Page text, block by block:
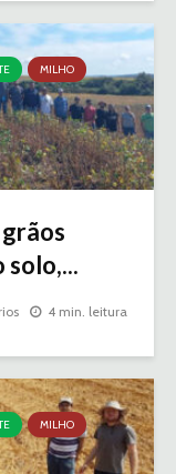
MILHO
solo,...
4 min. leitura
MILHO